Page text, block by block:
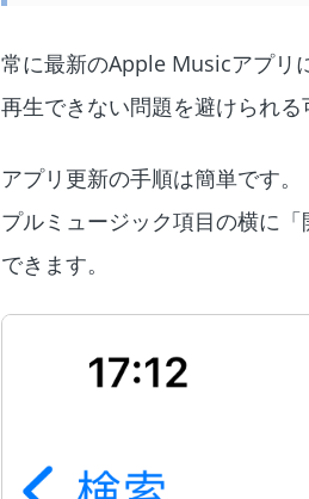
常に最新のApple Musicアプリ
再生できない問題を避けられる
アプリ更新の手順は簡単です
プルミュージック項目の横に
できます。